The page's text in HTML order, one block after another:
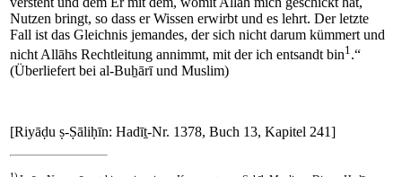
Nutzen bringt, so dass er Wissen erwirbt und es lehrt. Der letzte
Fall ist das Gleichnis jemandes, der sich nicht darum kümmert und
nicht Allāhs Rechtleitung annimmt, mit der ich entsandt bin1 .“
(Überliefert bei al-Buẖārī und Muslim)
[Riyāḍu ṣ-Ṣāliḥīn: Hadīṯ-Nr. 1378, Buch 13, Kapitel 241]